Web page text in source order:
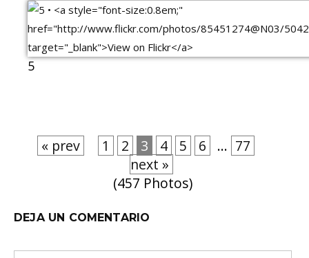
5
« prev 1 2 3 4 5 6 ... 77
next »
(457 Photos)
DEJA UN COMENTARIO